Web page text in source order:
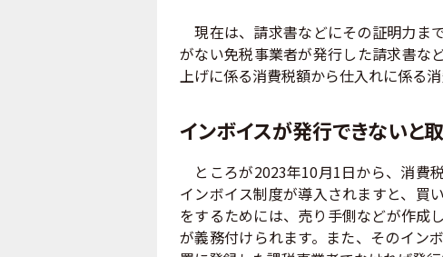
現在は、請求書などにその証明力ま
がない免税事業者が発行した請求書な
上げに係る消費税額から仕入れに係る
インボイスが発行できないと
ところが2023年10月1日から、消費
インボイス制度が導入されますと、買
をするためには、売り手側などが作成
が義務付けられます。また、そのイン